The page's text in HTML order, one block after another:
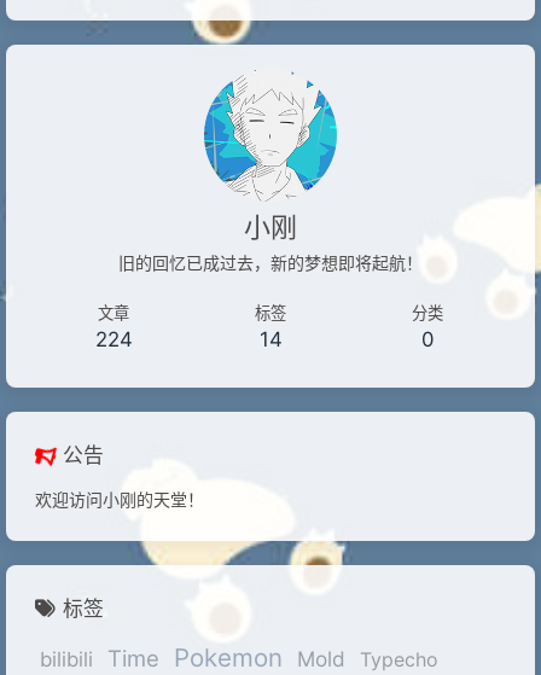
小刚
旧的回忆已成过去，新的梦想即将起航！
文章
224
标签
14
分类
0
公告
欢迎访问小刚的天堂！
标签
bilibili Time Pokemon Mold Typecho